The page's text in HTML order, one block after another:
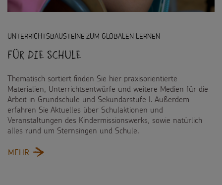
Spendenmöglichkeiten
Unternehmensspenden
Sternsinger-Stiftung
Spende als Geschenk
Anlassspenden
Zinsen den Kindern
Vereine und Initiativen
Videos
Sternsinger-Steckbrief
Spiele
Werde Sternsinger!
Suche
Suchbegriff
UNTERRICHTSBAUSTEINE ZUM GLOBALEN LERNEN
Für die Schule
Thematisch sortiert finden Sie hier praxisorientierte
Materialien, Unterrichtsentwürfe und weitere Medien für die
Arbeit in Grundschule und Sekundarstufe I. Außerdem
erfahren Sie Aktuelles über Schulaktionen und
Veranstaltungen des Kindermissionswerks, sowie natürlich
alles rund um Sternsingen und Schule.
MEHR